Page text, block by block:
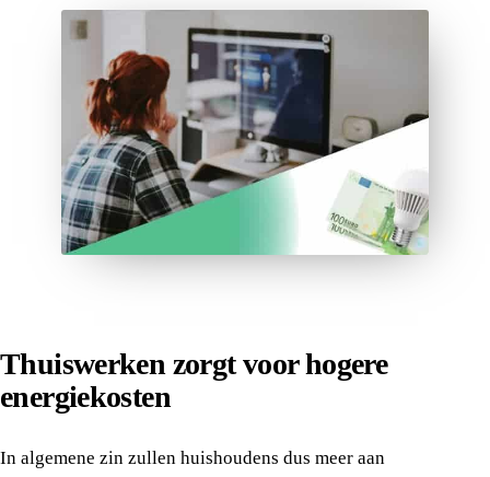
Thuiswerken zorgt voor hogere
energiekosten
In algemene zin zullen huishoudens dus meer aan